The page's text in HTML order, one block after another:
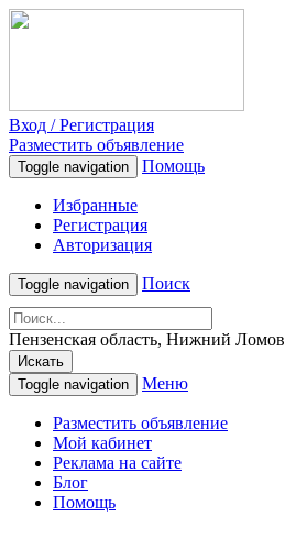
Вход / Регистрация
Разместить объявление
Toggle navigation Помощь
Избранные
Регистрация
Авторизация
Toggle navigation Поиск
Пензенская область, Нижний Ломов
Искать
Toggle navigation
Меню
Разместить объявление
Мой кабинет
Реклама на сайте
Блог
Помощь